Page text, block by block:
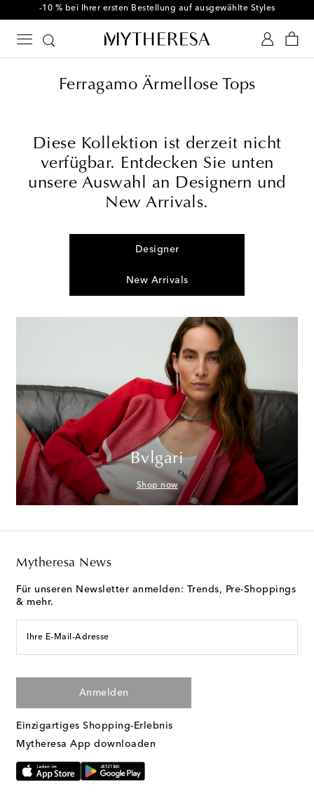
-10 % bei Ihrer ersten Bestellung auf ausgewählte Styles
Ferragamo Ärmellose Tops
Diese Kollektion ist derzeit nicht
verfügbar. Entdecken Sie unten
unsere Auswahl an Designern und
New Arrivals.
Designer
New Arrivals
Bvlgari
Shop now
Mytheresa News
Für unseren Newsletter anmelden: Trends, Pre-Shoppings
& mehr.
Ihre E-Mail-Adresse
Anmelden
Einzigartiges Shopping-Erlebnis
Mytheresa App downloaden